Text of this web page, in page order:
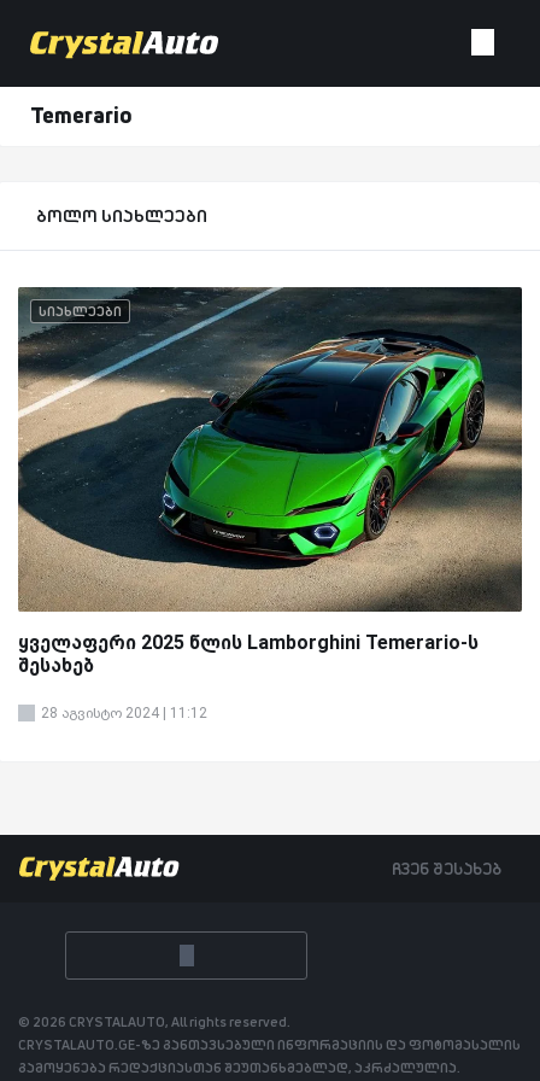
Temerario
ბოლო სიახლეები
სიახლეები
ყველაფერი 2025 წლის Lamborghini Temerario-ს
შესახებ
28 აგვისტო 2024 | 11:12
ჩვენ შესახებ
© 2026 CRYSTALAUTO, All rights reserved.
CRYSTALAUTO.GE-ზე განთავსებული ინფორმაციის და ფოტომასალის
გამოყენება რედაქციასთან შეუთანხმებლად, აკრძალულია.